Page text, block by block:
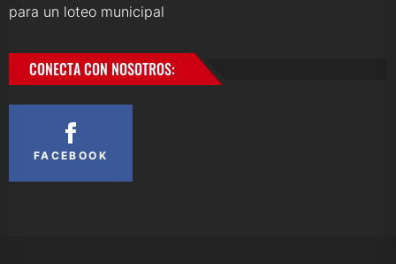
para un loteo municipal
CONECTA CON NOSOTROS:
FACEBOOK